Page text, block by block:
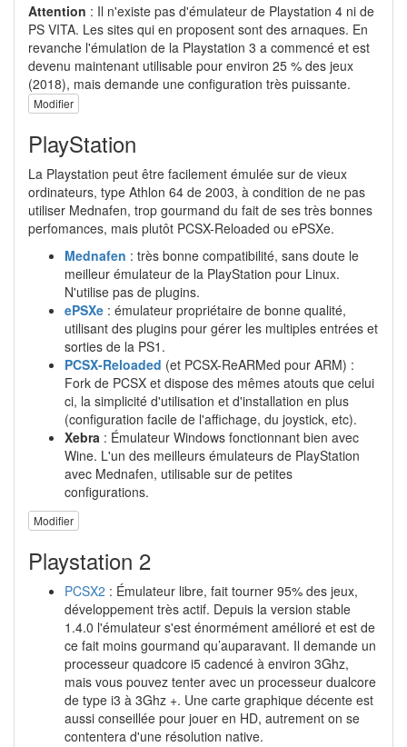
Attention : Il n'existe pas d'émulateur de Playstation 4 ni de
PS VITA. Les sites qui en proposent sont des arnaques. En
revanche l'émulation de la Playstation 3 a commencé et est
devenu maintenant utilisable pour environ 25 % des jeux
(2018), mais demande une configuration très puissante.
Modifier
PlayStation
La Playstation peut être facilement émulée sur de vieux
ordinateurs, type Athlon 64 de 2003, à condition de ne pas
utiliser Mednafen, trop gourmand du fait de ses très bonnes
perfomances, mais plutôt PCSX-Reloaded ou ePSXe.
Mednafen : très bonne compatibilité, sans doute le
meilleur émulateur de la PlayStation pour Linux.
N'utilise pas de plugins.
ePSXe : émulateur propriétaire de bonne qualité,
utilisant des plugins pour gérer les multiples entrées et
sorties de la PS1.
PCSX-Reloaded (et PCSX-ReARMed pour ARM) :
Fork de PCSX et dispose des mêmes atouts que celui
ci, la simplicité d'utilisation et d'installation en plus
(configuration facile de l'affichage, du joystick, etc).
Xebra : Émulateur Windows fonctionnant bien avec
Wine. L'un des meilleurs émulateurs de PlayStation
avec Mednafen, utilisable sur de petites
configurations.
Modifier
Playstation 2
PCSX2 : Émulateur libre, fait tourner 95% des jeux,
développement très actif. Depuis la version stable
1.4.0 l'émulateur s'est énormément amélioré et est de
ce fait moins gourmand qu’auparavant. Il demande un
processeur quadcore i5 cadencé à environ 3Ghz,
mais vous pouvez tenter avec un processeur dualcore
de type i3 à 3Ghz +. Une carte graphique décente est
aussi conseillée pour jouer en HD, autrement on se
contentera d'une résolution native.